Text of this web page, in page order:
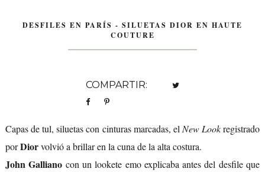
DESFILES EN PARÍS - SILUETAS DIOR EN HAUTE
COUTURE
COMPARTIR:
Capas de tul, siluetas con cinturas marcadas, elNew Lookregistrado
porDiorvolvió a brillar en la cuna de la alta costura.
John Galliano con un lookete emo explicaba antes del desfile que